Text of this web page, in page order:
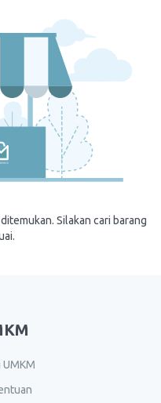
Silakan cari barang
UMKM